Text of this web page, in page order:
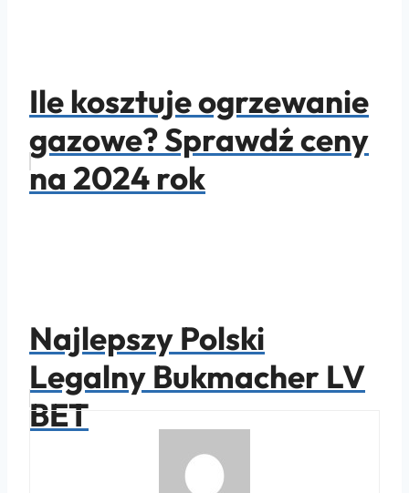
Ile kosztuje ogrzewanie
gazowe? Sprawdź ceny
na 2024 rok
Najlepszy Polski
Legalny Bukmacher LV
BET